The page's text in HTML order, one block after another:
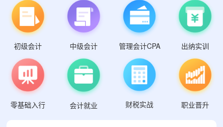
初级会计 中级会计 管理会计CPA 出纳实训
零基础入行 会计就业 财税实战 职业晋升